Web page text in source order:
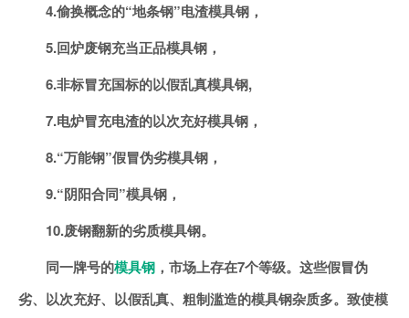
4.偷换概念的“地条钢”电渣模具钢，
5.回炉废钢充当正品模具钢，
6.非标冒充国标的以假乱真模具钢,
7.电炉冒充电渣的以次充好模具钢，
8.“万能钢”假冒伪劣模具钢，
9.“阴阳合同”模具钢，
10.废钢翻新的劣质模具钢。
同一牌号的模具钢 ，市场上存在7个等级。这些假冒伪
劣、以次充好、以假乱真、粗制滥造的模具钢杂质多。致使模